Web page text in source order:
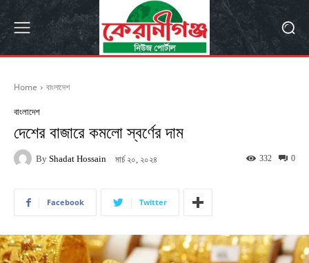
Home বাংলাদেশ
বাংলাদেশ
দেশের বাজারে কমলো স্বর্ণের দাম
By Shadat Hossain মার্চ ২০, ২০২৪ 0
332
Facebook Twitter